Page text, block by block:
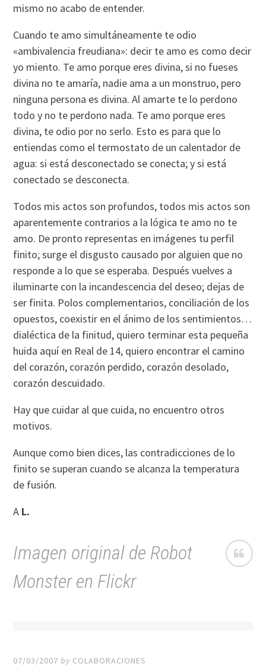
mismo no acabo de entender.
Cuando te amo simultáneamente te odio
«ambivalencia freudiana»: decir te amo es como decir
yo miento. Te amo porque eres divina, si no fueses
divina no te amarí­a, nadie ama a un monstruo, pero
ninguna persona es divina. Al amarte te lo perdono
todo y no te perdono nada. Te amo porque eres
divina, te odio por no serlo. Esto es para que lo
entiendas como el termostato de un calentador de
agua: si está desconectado se conecta; y si está
conectado se desconecta.
Todos mis actos son profundos, todos mis actos son
aparentemente contrarios a la lógica te amo no te
amo. De pronto representas en imágenes tu perfil
finito; surge el disgusto causado por alguien que no
responde a lo que se esperaba. Después vuelves a
iluminarte con la incandescencia del deseo; dejas de
ser finita. Polos complementarios, conciliación de los
opuestos, coexistir en el ánimo de los sentimientos…
dialéctica de la finitud, quiero terminar esta pequeña
huida aquí­ en Real de 14, quiero encontrar el camino
del corazón, corazón perdido, corazón desolado,
corazón descuidado.
Hay que cuidar al que cuida, no encuentro otros
motivos.
Aunque como bien dices, las contradicciones de lo
finito se superan cuando se alcanza la temperatura
de fusión.
A L.
Imagen original de Robot
Monster en Flickr
07/03/2007 by COLABORACIONES